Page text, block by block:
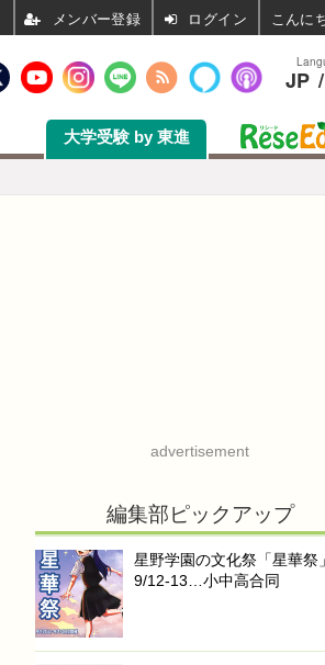
大学受験 by 東進
advertisement
編集部ピックアップ
星野学園の文化祭「星華祭」
9/12-13…小中高合同
JP /
ログイン こんに